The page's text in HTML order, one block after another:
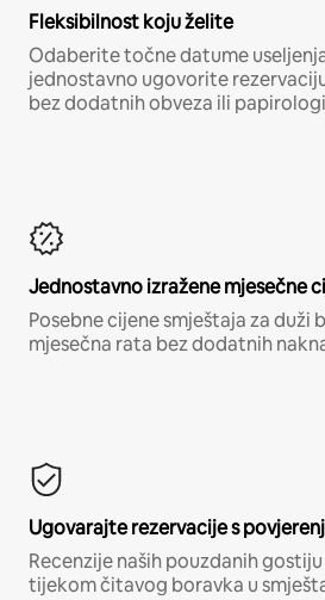
Fleksibilnost koju želite
Odaberite točne datume
jednostavno ugovorite
bez dodatnih obveza ili
Jednostavno izražene mjesečne
Posebne cijene smještaja za duži
mjesečna rata bez dodatnih
Ugovarajte rezervacije s
Recenzije naših pouzdanih
tijekom čitavog boravka u